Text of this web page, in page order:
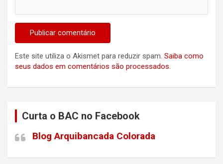
Este site utiliza o Akismet para reduzir spam. Saiba como
seus dados em comentários são processados.
Curta o BAC no Facebook
Blog Arquibancada Colorada